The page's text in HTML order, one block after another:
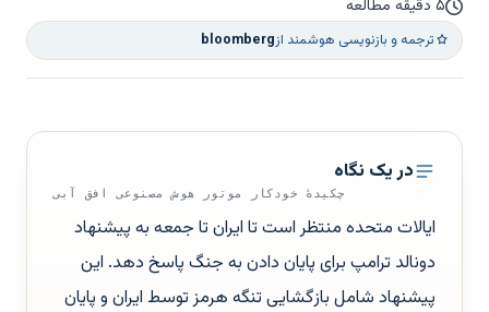
۵ دقیقه مطالعه
ترجمه و بازنویسی هوشمند ازbloomberg
در یک نگاه
چکیدهٔ خودکار موتور هوش مصنوعی افق آبی
ایالات متحده منتظر است تا ایران تا جمعه به پیشنهاد
دونالد ترامپ برای پایان دادن به جنگ پاسخ دهد. این
پیشنهاد شامل بازگشایی تنگه هرمز توسط ایران و پایان